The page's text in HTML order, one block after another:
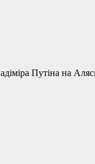
Путіна на